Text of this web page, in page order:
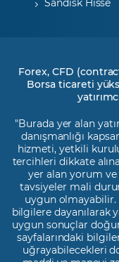
Forex, CFD
Borsa ticareti
"Burada yer alan
danışmanlığı
hizmeti, yetkili
tercihleri dikkate
yer alan yorum
tavsiyeler mali
uygun olmayabilir.
bilgilere dayanılarak
uygun sonuçlar
sayfalarındaki
uğrayabilecekleri